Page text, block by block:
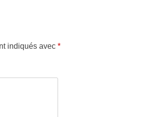
indiqués avec*